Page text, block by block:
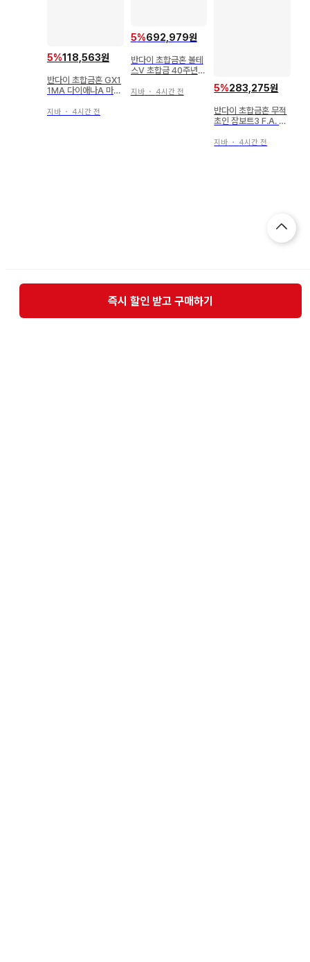
5%118,563원
반다이 초합금혼 GX1
1MA 다이애나A 마징
지바 ・ 4시간 전
5%692,979원
반다이 초합금혼 볼테
스V 초합금 40주년
지바・ 4시간 전 5%283,275원
반다이 초합금혼 무적
초인 잠보트3 F.A. G
지바 ・ 4시간 전
즉시 할인 받고 구매하기